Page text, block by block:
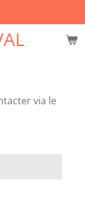
via le